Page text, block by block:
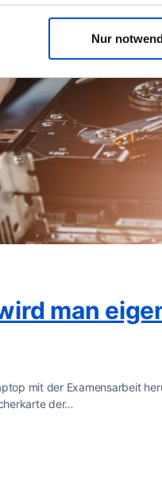
Nur
man
mit der Examensarbeit
der…